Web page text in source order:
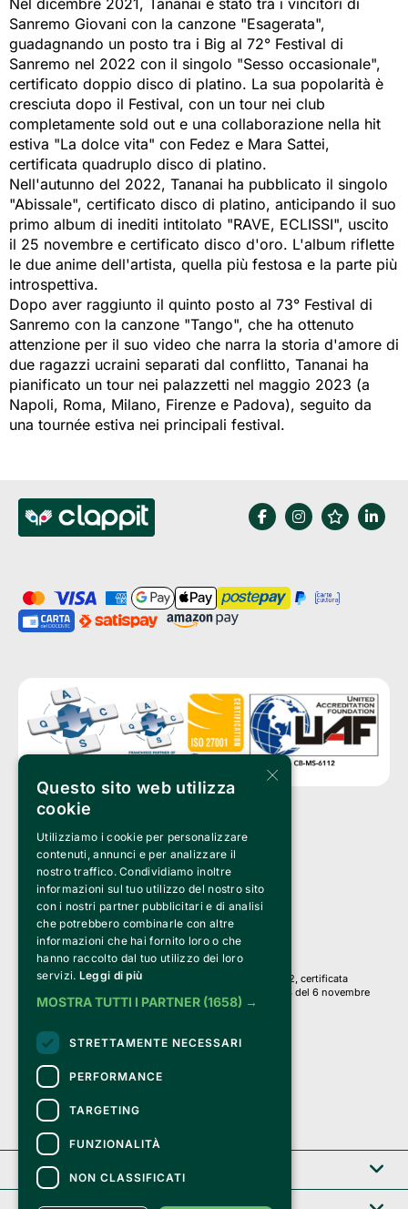
Sanremo Giovani con la canzone "Esagerata",
guadagnando un posto tra i Big al 72° Festival di
Sanremo nel 2022 con il singolo "Sesso occasionale",
certificato doppio disco di platino. La sua popolarità è
cresciuta dopo il Festival, con un tour nei club
completamente sold out e una collaborazione nella hit
estiva "La dolce vita" con Fedez e Mara Sattei,
certificata quadruplo disco di platino.
Nell'autunno del 2022, Tananai ha pubblicato il singolo
"Abissale", certificato disco di platino, anticipando il suo
primo album di inediti intitolato "RAVE, ECLISSI", uscito
il 25 novembre e certificato disco d'oro. L'album riflette
le due anime dell'artista, quella più festosa e la parte più
introspettiva.
Dopo aver raggiunto il quinto posto al 73° Festival di
Sanremo con la canzone "Tango", che ha ottenuto
attenzione per il suo video che narra la storia d'amore di
due ragazzi ucraini separati dal conflitto, Tananai ha
pianificato un tour nei palazzetti nel maggio 2023 (a
Napoli, Roma, Milano, Firenze e Padova), seguito da
una tournée estiva nei principali festival.
Clappit è un marchio di proprietà di:
Bemils Srl
a Socio Unico
Via Fosse Ardeatine, 4 -20092 Cinisello Balsamo (MI)
PI 05589050961
Iscr. C.C.I.A.A. Milano R.E.A. 1833471
© 2010-2025 Bemils Srl - Tutti i diritti riservati
Credits:
Clappit è basato sulla piattaforma di biglietteria Belive 6.2, certificata
dall’Agenzia delle Entrate con protocollo n. 2025/445474 del 6 novembre
2025.
Su Clappit i tuoi acquisti ed i tuoi dati
sono sicuri e protetti da un certificato SSL
con crittografia a 128 bit.
Clappit
×
Questo sito web utilizza
cookie
Utilizziamo i cookie per personalizzare
contenuti, annunci e per analizzare il
nostro traffico. Condividiamo inoltre
informazioni sul tuo utilizzo del nostro sito
con i nostri partner pubblicitari e di analisi
che potrebbero combinarle con altre
informazioni che hai fornito loro o che
hanno raccolto dal tuo utilizzo dei loro
servizi. Leggi di più
MOSTRA TUTTI I PARTNER (1658) →
STRETTAMENTE NECESSARI
PERFORMANCE
TARGETING
FUNZIONALITÀ
NON CLASSIFICATI